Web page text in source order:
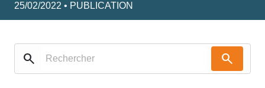
25/02/2022 • PUBLICATION
search search